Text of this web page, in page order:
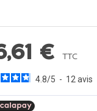
€ TTC
4.8/5 - 12 avis